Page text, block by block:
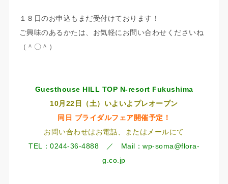
１８日のお申込もまだ受付けております！
ご興味のあるかたは、お気軽にお問い合わせくださいね
（＾〇＾）
Guesthouse HILL TOP N-resort Fukushima
10月22日（土）いよいよプレオープン
同日 ブライダルフェア開催予定！
お問い合わせはお電話、またはメールにて
TEL：0244-36-4888 ／ Mail：wp-soma@flora-
g.co.jp